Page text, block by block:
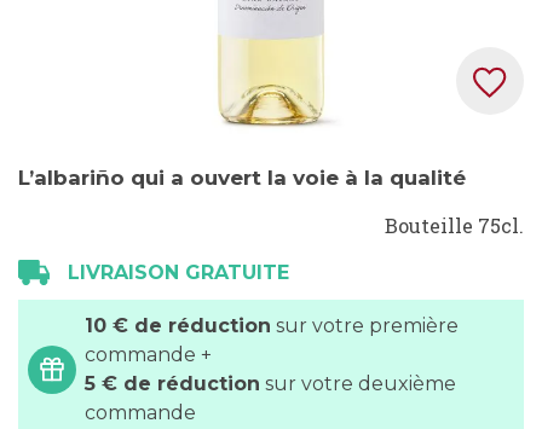
to
of
the
gallery
L’albariño qui a ouvert la voie à la qualité
Bouteille 75cl.
LIVRAISON GRATUITE
10 € de réduction sur votre première
commande +
5 € de réduction sur votre deuxième
commande